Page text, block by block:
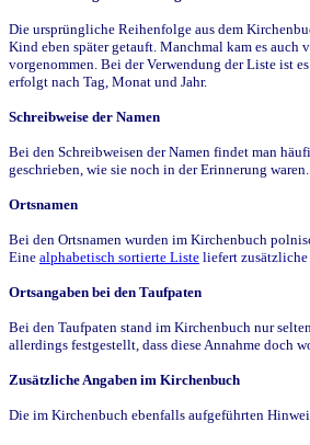
Die ursprüngliche Reihenfolge aus dem
Kind eben später getauft. Manchmal kam es
vorgenommen. Bei der Verwendung der Liste ist
erfolgt nach Tag, Monat und Jahr.
Schreibweise der Namen
Bei den Schreibweisen der Namen findet man
geschrieben, wie sie noch in der Erinnerung
Ortsnamen
Bei den Ortsnamen wurden im Kirchenbuch
Eine alphabetisch sortierte Liste liefert zusätzliche
Ortsangaben bei den Taufpaten
Bei den Taufpaten stand im Kirchenbuch nur
allerdings festgestellt, dass diese Annahme doch
Zusätzliche Angaben im Kirchenbuch
Die im Kirchenbuch ebenfalls aufgeführten